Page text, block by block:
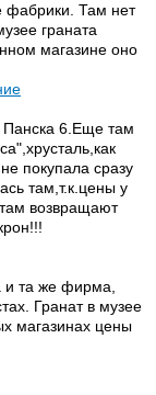
фабрики. Там нет
граната
магазине оно
6.Еще там
покупала сразу
там,т.к.цены у
возвращают
и та же фирма,
Гранат в музее
магазинах цены